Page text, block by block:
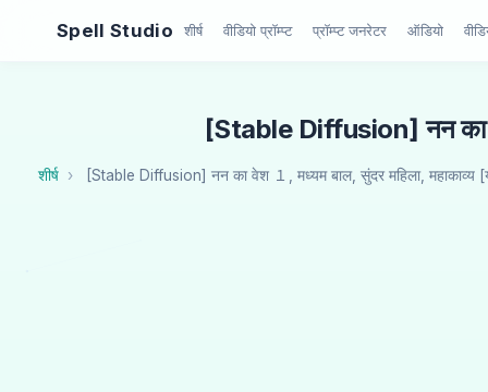
Spell Studio शीर्ष वीडियो प्रॉम्प्ट प्रॉम्प्ट जनरेटर ऑडियो
[Stable Diffusion] नन का
शीर्ष [Stable Diffusion] नन का वेश １, मध्यम बाल, सुंदर महिला, महाकाव्य